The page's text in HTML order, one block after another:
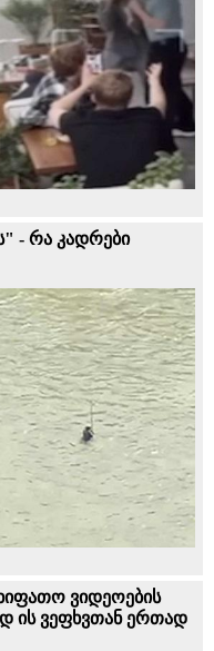
- რა კადრები
ვიდეოების
ის ვეფხვთან ერთად